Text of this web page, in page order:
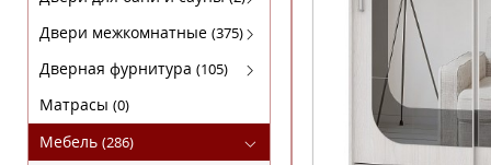
Поверхности газовые
Поверхности электрические
Холодильники
SHINDO
TEKA
Гарда
МагнаБел
ПРОМЕТ
Сталлер
Двери для бани
Двери межкомнатные (375)
Амати
Бона
Двери из массива ольхи
Дверная фурнитура (105)
Arni (Арни)
Arni Lux
Матрасы (0)
Мебель (286)